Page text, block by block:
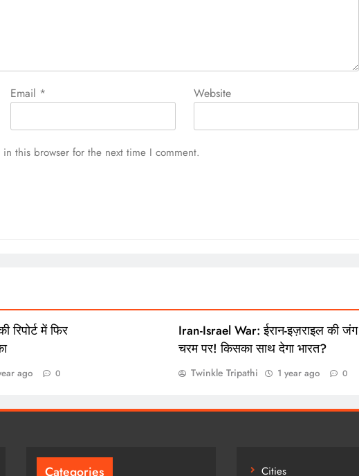
Email * Website
this browser for the next time I comment.
में फिर
ago 0
Iran-Israel War: ईरान-इज़राइल की जंग
चरम पर! किसका साथ देगा भारत?
Twinkle Tripathi 1 year ago 0
Categories Cities